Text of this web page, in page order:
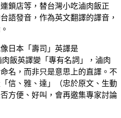
鎖店等，替台灣小吃滷肉飯正
語發音，作為英文翻譯的譯音，
日本「壽司」英譯是
肉飯英譯變「專有名詞」，滷肉
名，而非只是意思上的直譯。不
信、雅、達」（忠於原文、生動
方便、好叫，會再邀集專家討論